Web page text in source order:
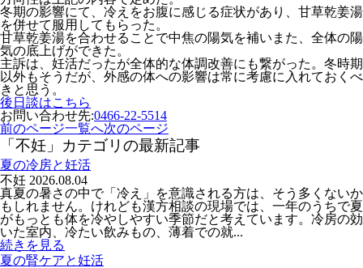
冬期の影響にて、冷えをお腹に感じる症状があり、甘草乾姜湯
を併せて服用してもらった。
甘草乾姜湯を合わせることで中焦の陽気を補いまた、全体の陽
気の底上げができた。
主訴は、妊活だったが全体的な体調改善にも繋がった。冬時期
以外もそうだが、外感の体への影響は常に考慮に入れておくべ
きと思う。
後日談はこちら
お問い合わせ先:0466-22-5514
前のページ一覧へ次のページ
「不妊」カテゴリの最新記事
夏の冷房と妊活
不妊 2026.08.04
真夏の暑さの中で「冷え」を意識される方は、そう多くないか
もしれません。けれども漢方相談の現場では、一年のうちで夏
がもっとも体を冷やしやすい季節だと考えています。冷房の効
いた室内、冷たい飲みもの、薄着での就...
続きを見る
夏の腎ケアと妊活